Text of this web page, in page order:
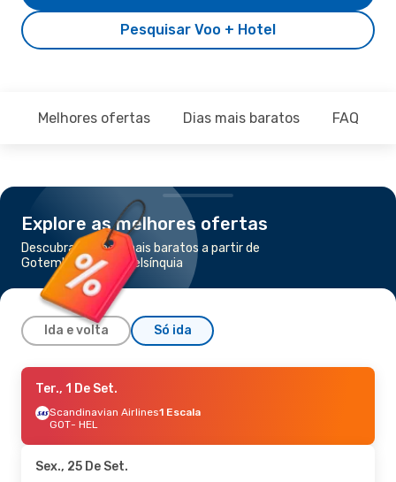
Pesquisar Voo + Hotel
Melhores ofertas Dias mais baratos FAQ
Explore as melhores ofertas
Descubra os voos mais baratos a partir de
Gotemburgo para Helsínquia
Ida e volta Só ida
Sex., 11 De Set.
Scandinavian Airlines1 Escala
GOT- HEL
HEL- GOT
Ter., 1 De Set.
Scandinavian Airlines1 Escala
GOT- HEL
Sex., 25 De Set.